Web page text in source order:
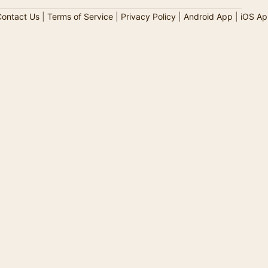
Us| Terms of Service| Privacy Policy| Android App iOS